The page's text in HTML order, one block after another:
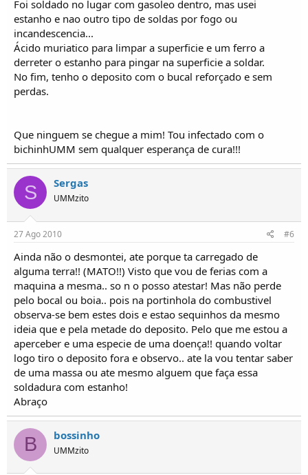
Foi soldado no lugar com gasoleo dentro, mas usei
estanho e nao outro tipo de soldas por fogo ou
incandescencia...
Ácido muriatico para limpar a superficie e um ferro a
derreter o estanho para pingar na superficie a soldar.
No fim, tenho o deposito com o bucal reforçado e sem
perdas.
Que ninguem se chegue a mim! Tou infectado com o
bichinhUMM sem qualquer esperança de cura!!!
S Sergas
UMMzito
27 Ago 2010 #6
Ainda não o desmontei, ate porque ta carregado de
alguma terra!! (MATO!!) Visto que vou de ferias com a
maquina a mesma.. so n o posso atestar! Mas não perde
pelo bocal ou boia.. pois na portinhola do combustivel
observa-se bem estes dois e estao sequinhos da mesmo
ideia que e pela metade do deposito. Pelo que me estou a
aperceber e uma especie de uma doença!! quando voltar
logo tiro o deposito fora e observo.. ate la vou tentar saber
de uma massa ou ate mesmo alguem que faça essa
soldadura com estanho!
Abraço
B bossinho
UMMzito